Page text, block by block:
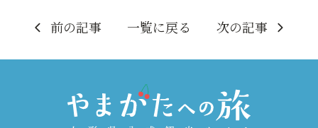
前の記事 一覧に戻る 次の記事